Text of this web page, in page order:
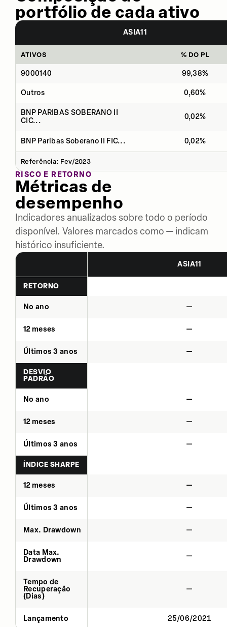
portfólio de cada ativo
ASIA11
ATIVOS % DO PL
9000140 99,38%
Outros 0,60%
BNP PARIBAS SOBERANO II
CIC...
0,02%
BNP Paribas Soberano II FIC... 0,02%
Referência: Fev/2023
RISCO E RETORNO
Métricas de
desempenho
Indicadores anualizados sobre todo o período
disponível. Valores marcados como — indicam
histórico insuficiente.
ASIA11
RETORNO
No ano —
12 meses —
Últimos 3 anos —
DESVIO
PADRÃO
No ano —
12 meses —
Últimos 3 anos —
ÍNDICE SHARPE
12 meses —
Últimos 3 anos —
Max. Drawdown —
Data Max.
Drawdown
—
Tempo de
Recuperação
(Dias)
—
Lançamento 25/06/2021